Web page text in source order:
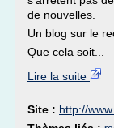
de nouvelles.
Un blog sur le
Que cela soit...
Lire la suite
Site : http://